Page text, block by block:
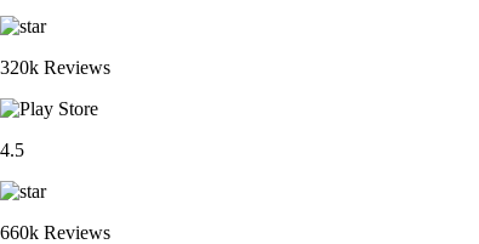
320k Reviews
4.5
660k Reviews